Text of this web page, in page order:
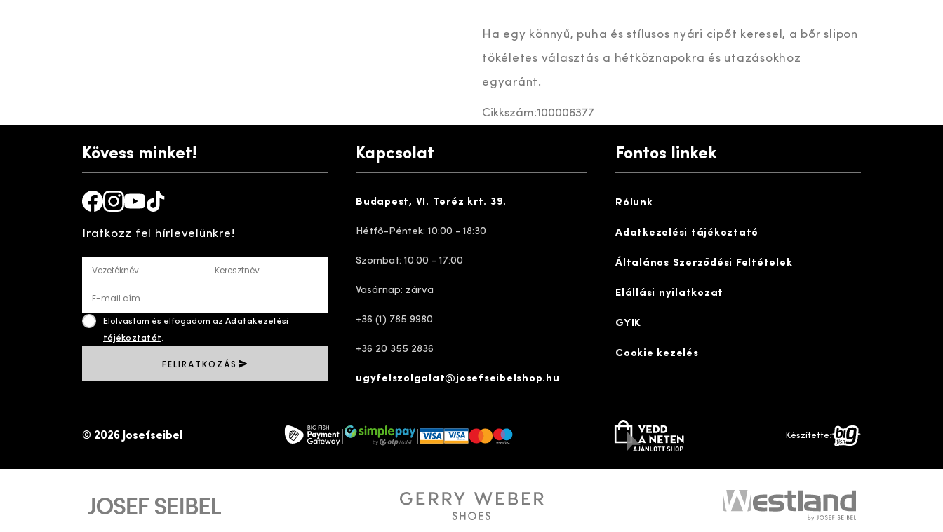
Ha egy könnyű, puha és stílusos nyári cipőt keresel, a bőr slipon
tökéletes választás a hétköznapokra és utazásokhoz
egyaránt.
Cikkszám:100006377
Kövess minket!
Iratkozz fel hírlevelünkre!
Vezetéknév Keresztnév
E-mail cím
Elolvastam és elfogadom az Adatakezelési
tájékoztatót.
FELIRATKOZÁS
Kapcsolat
Budapest, VI. Teréz krt. 39.
Hétfő-Péntek: 10:00 - 18:30
Szombat: 10:00 - 17:00
Vasárnap: zárva
+36 (1) 785 9980
+36 20 355 2836
ugyfelszolgalat@josefseibelshop.hu
Fontos linkek
Rólunk
Adatkezelési tájékoztató
Általános Szerződési Feltételek
Elállási nyilatkozat
GYIK
Cookie kezelés
© 2026 Josefseibel payment gateway
simplepay vedd a neten
Készítette:bigfish